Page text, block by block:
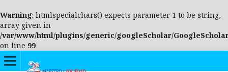
Warning: htmlspecialchars() expects parameter 1 to be string,
array given in
/var/www/html/plugins/generic/googleScholar/
on line 99